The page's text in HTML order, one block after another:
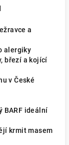
a
alergiky
březí a kojící
v České
BARF ideální
krmit masem